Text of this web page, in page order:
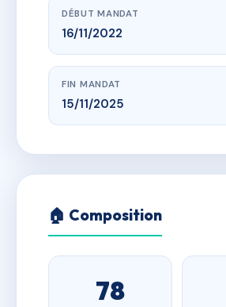
DÉBUT MANDAT
16/11/2022
FIN MANDAT
15/11/2025
🏠 Composition
78